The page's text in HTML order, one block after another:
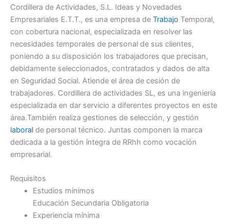
Cordillera de Actividades, S.L. Ideas y Novedades
Empresariales E.T.T., es una empresa de Trabajo Temporal,
con cobertura nacional, especializada en resolver las
necesidades temporales de personal de sus clientes,
poniendo a su disposición los trabajadores que precisan,
debidamente seleccionados, contratados y dados de alta
en Seguridad Social. Atiende el área de cesión de
trabajadores. Cordillera de actividades SL, es una ingeniería
especializada en dar servicio a diferentes proyectos en este
área.También realiza gestiones de selección, y gestión
laboral de personal técnico. Juntas componen la marca
dedicada a la gestión íntegra de RRhh como vocación
empresarial.
Requisitos
Estudios mínimos
Educación Secundaria Obligatoria
Experiencia mínima